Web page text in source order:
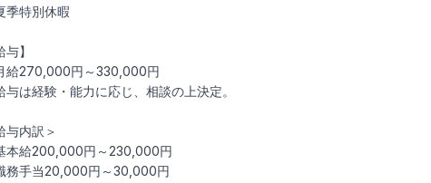
季特別休暇
与】
給270,000円～330,000円
は経験・能力に応じ、相談の上決定。
与内訳＞
本給200,000円～230,000円
務手当20,000円～30,000円